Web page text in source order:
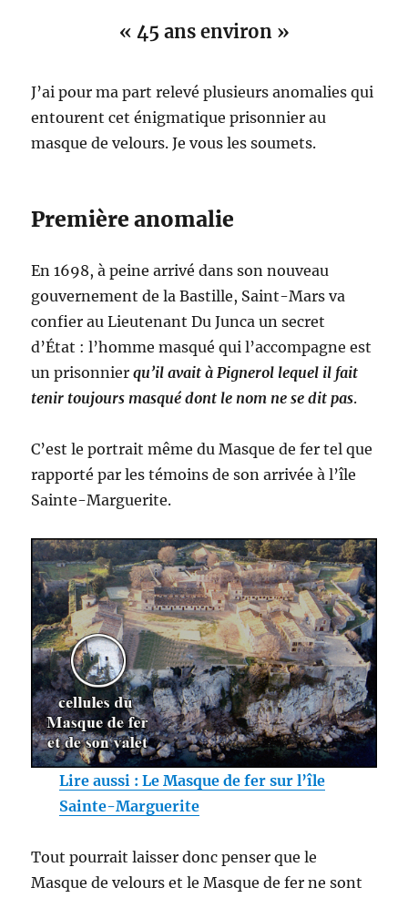
« 45 ans environ »
J’ai pour ma part relevé plusieurs anomalies qui
entourent cet énigmatique prisonnier au
masque de velours. Je vous les soumets.
Première anomalie
En 1698, à peine arrivé dans son nouveau
gouvernement de la Bastille, Saint-Mars va
confier au Lieutenant Du Junca un secret
d’État : l’homme masqué qui l’accompagne est
un prisonnierqu’il avait à Pignerol lequel il fait
tenir toujours masqué dont le nom ne se dit pas.
C’est le portrait même du Masque de fer tel que
rapporté par les témoins de son arrivée à l’île
Sainte-Marguerite.
Lire aussi : Le Masque de fer sur l’île
Sainte-Marguerite
Tout pourrait laisser donc penser que le
Masque de velours et le Masque de fer ne sont